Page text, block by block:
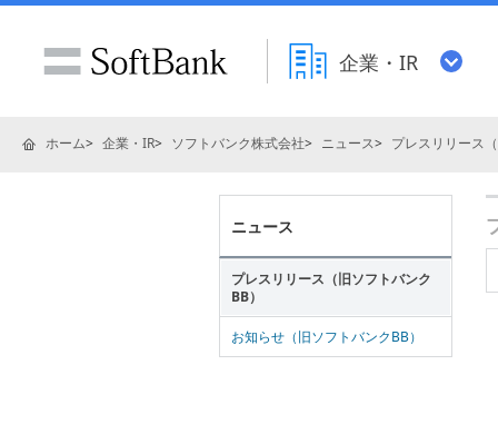
企業・IR
ホーム 企業・IR ソフトバンク株式会社 ニュース プレスリリース
ニュース
プレスリリース（旧ソフトバンク
BB）
お知らせ（旧ソフトバンクBB）